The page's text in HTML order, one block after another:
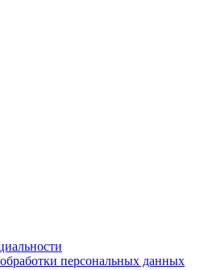
персональных данных